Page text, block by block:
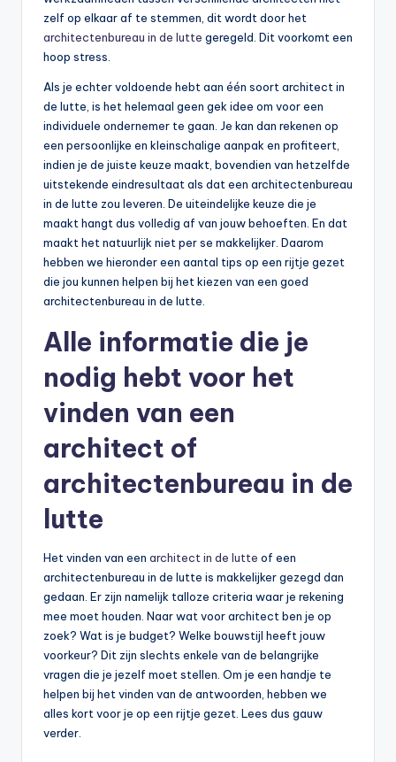
zelf op elkaar af te stemmen, dit wordt door het
architectenbureau in de lutte geregeld. Dit voorkomt een
hoop stress.
Als je echter voldoende hebt aan één soort architect in
de lutte, is het helemaal geen gek idee om voor een
individuele ondernemer te gaan. Je kan dan rekenen op
een persoonlijke en kleinschalige aanpak en profiteert,
indien je de juiste keuze maakt, bovendien van hetzelfde
uitstekende eindresultaat als dat een architectenbureau
in de lutte zou leveren. De uiteindelijke keuze die je
maakt hangt dus volledig af van jouw behoeften. En dat
maakt het natuurlijk niet per se makkelijker. Daarom
hebben we hieronder een aantal tips op een rijtje gezet
die jou kunnen helpen bij het kiezen van een goed
architectenbureau in de lutte.
Alle informatie die je
nodig hebt voor het
vinden van een
architect of
architectenbureau in de
lutte
Het vinden van een architect in de lutte of een
architectenbureau in de lutte is makkelijker gezegd dan
gedaan. Er zijn namelijk talloze criteria waar je rekening
mee moet houden. Naar wat voor architect ben je op
zoek? Wat is je budget? Welke bouwstijl heeft jouw
voorkeur? Dit zijn slechts enkele van de belangrijke
vragen die je jezelf moet stellen. Om je een handje te
helpen bij het vinden van de antwoorden, hebben we
alles kort voor je op een rijtje gezet. Lees dus gauw
verder.